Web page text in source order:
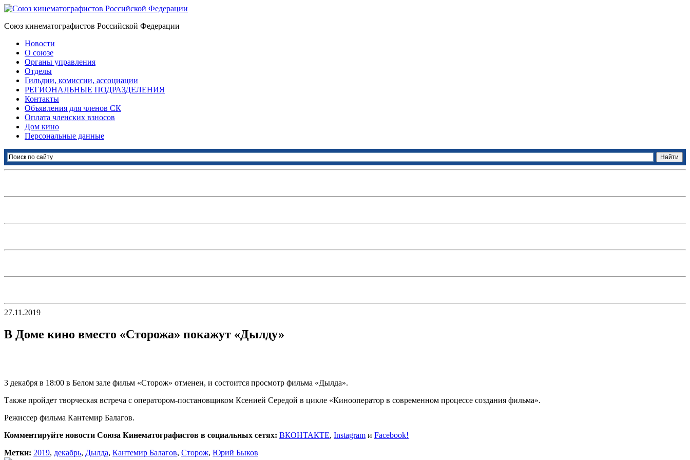
Союз кинематографистов Российской Федерации
Новости
О союзе
Органы управления
Отделы
Гильдии, комиссии, ассоциации
РЕГИОНАЛЬНЫЕ ПОДРАЗДЕЛЕНИЯ
Контакты
Объявления для членов СК
Оплата членских взносов
Дом кино
Персональные данные
27.11.2019
В Доме кино вместо «Сторожа» покажут «Дылду»
3 декабря в 18:00 в Белом зале фильм «Сторож» отменен, и состоится просмотр фильма «Дылда».
Также пройдет творческая встреча с оператором-постановщиком Ксенией Середой в цикле «Кинооператор в современном процессе создания фильма».
Режиссер фильма Кантемир Балагов.
Комментируйте новости Союза Кинематографистов в социальных сетях: ВКОНТАКТЕ, Instagram и Facebook!
Метки: 2019, декабрь, Дылда, Кантемир Балагов, Сторож, Юрий Быков